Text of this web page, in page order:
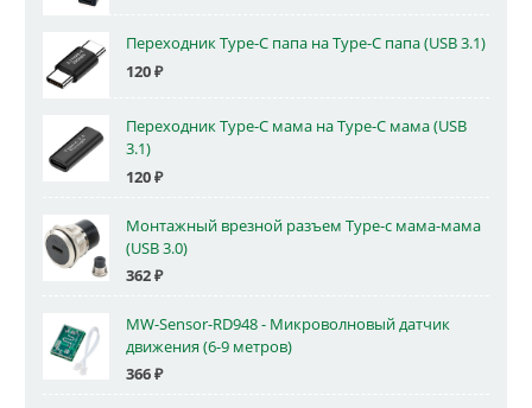
Переходник Type-C папа на Type-C папа (USB 3.1)
120₽
Переходник Type-C мама на Type-C мама (USB
3.1)
120₽
Монтажный врезной разъем Type-c мама-мама
(USB 3.0)
362₽
MW-Sensor-RD948 - Микроволновый датчик
движения (6-9 метров)
366₽